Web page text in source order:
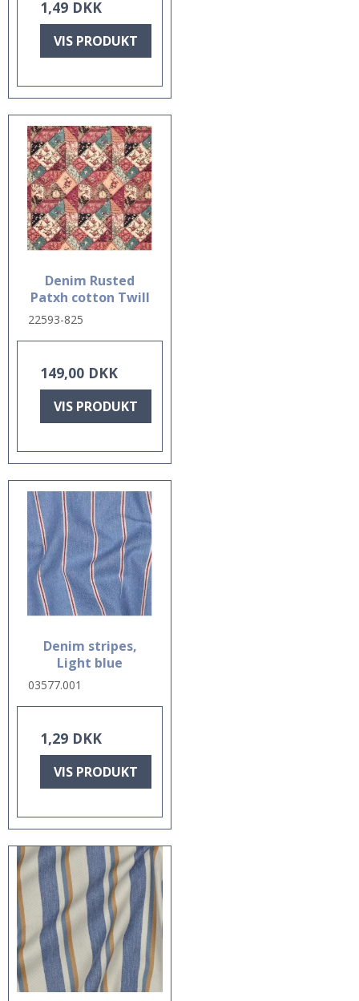
1,49 DKK
VIS PRODUKT
Denim Rusted
Patxh cotton Twill
22593-825
149,00 DKK
VIS PRODUKT
Denim stripes,
Light blue
03577.001
1,29 DKK
VIS PRODUKT